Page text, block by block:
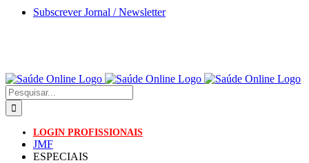
Skip
Subscrever Jornal / Newsletter
Pesquisar
LOGIN PROFISSIONAIS
JMF
ESPECIAIS